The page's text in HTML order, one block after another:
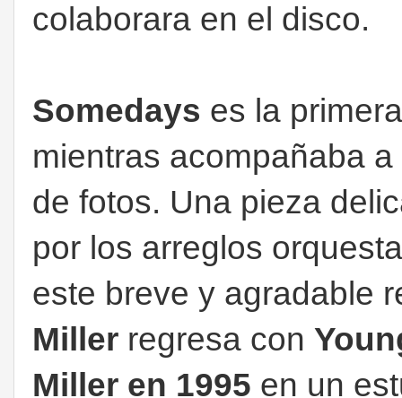
colaborara en el disco.
Somedays es la
mientras acompañaba
de fotos. Una pieza
por los arreglos
este breve y agradable
Miller regresa con
Miller en 1995 en un